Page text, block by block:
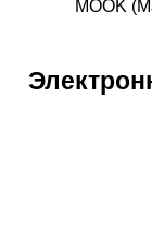
МООK